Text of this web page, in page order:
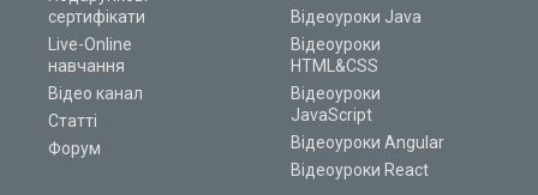
сертифікати
Live-Online
навчання
Відео канал
Статті
Форум
Відеоуроки Java
Відеоуроки
HTML&CSS
Відеоуроки
JavaScript
Відеоуроки Angular
Відеоуроки React